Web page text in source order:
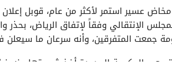
عسير استمر لأكثر من عام، قوبل
الإنتقالي وفقاً لإتفاق الرياض، بحذر
جمعت المتفرقين، وأنه سرعان ما
تسعى الحكومة الجديدة أخذ شرعيتها منه